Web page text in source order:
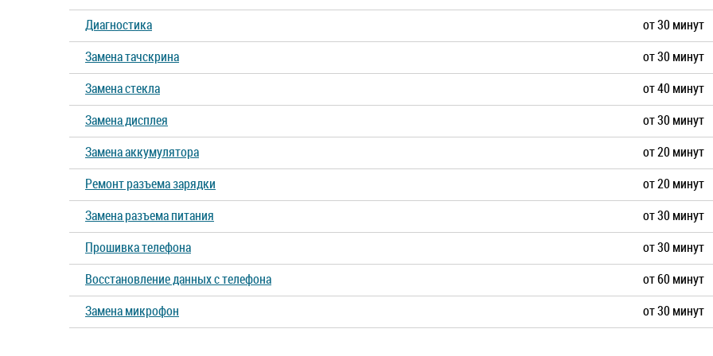
Диагностика
от 30 минут
Замена тачскрина
от 30 минут
Замена стекла
от 40 минут
Замена дисплея
от 30 минут
Замена аккумулятора
от 20 минут
Ремонт разъема зарядки
от 20 минут
Замена разъема питания
от 30 минут
Прошивка телефона
от 30 минут
Восстановление данных с телефона
от 60 минут
Замена микрофон
от 30 минут